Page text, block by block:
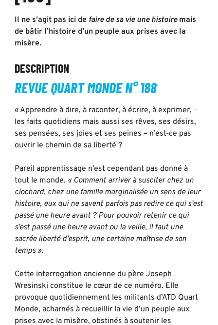
Il ne s’agit pas ici de faire de sa vie une histoiremais
de bâtir l’histoire d’un peuple aux prises avec la
misère.
DESCRIPTION
REVUE QUART MONDE N° 188
« Apprendre à dire, à raconter, à écrire, à exprimer, –
les faits quotidiens mais aussi ses rêves, ses désirs,
ses pensées, ses joies et ses peines – n’est-ce pas
ouvrir le chemin de sa liberté ?
Pareil apprentissage n’est cependant pas donné à
tout le monde. « Comment arriver à susciter chez un
clochard, chez une famille marginalisée un sens de leur
histoire, eux qui ne savent parfois pas redire ce qui s’est
passé une heure avant ? Pour pouvoir retenir ce qui
s’est passé une heure avant ou la veille, il faut une
sacrée liberté d’esprit, une certaine maîtrise de son
temps ».
Cette interrogation ancienne du père Joseph
Wresinski constitue le cœur de ce numéro. Elle
provoque quotidiennement les militants d’ATD Quart
Monde, acharnés à recueillir la vie d’un peuple aux
prises avec la misère, obstinés à soutenir les